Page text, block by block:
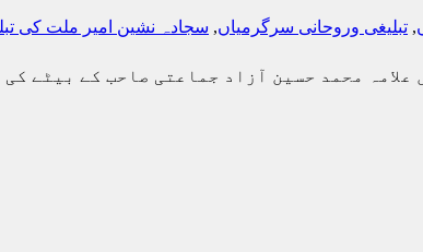
, تبلیغی وروحانی سرگرمیاں, سجادہ نشین امیر ملت کی
محمد حسین آزاد جماعتی صاحب کے بیٹے